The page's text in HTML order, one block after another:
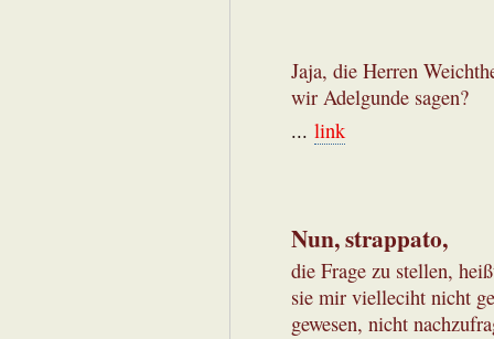
Jaja, die Herren
wir Adelgunde sagen?
... link
Nun, strappato,
die Frage zu stellen,
sie mir vielleciht nicht
gewesen, nicht